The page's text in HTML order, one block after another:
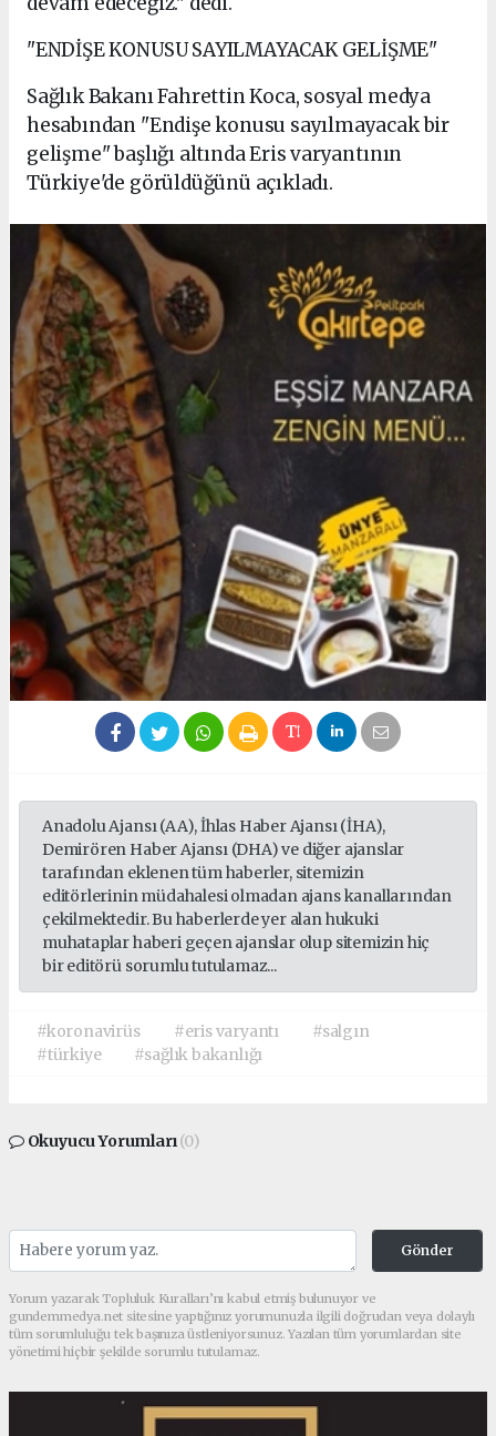
"ENDİŞE KONUSU SAYILMAYACAK GELİŞME"
Sağlık Bakanı Fahrettin Koca, sosyal medya
hesabından "Endişe konusu sayılmayacak bir
gelişme" başlığı altında Eris varyantının
Türkiye'de görüldüğünü açıkladı.
Anadolu Ajansı (AA), İhlas Haber Ajansı (İHA),
Demirören Haber Ajansı (DHA) ve diğer ajanslar
tarafından eklenen tüm haberler, sitemizin
editörlerinin müdahalesi olmadan ajans kanallarından
çekilmektedir. Bu haberlerde yer alan hukuki
muhataplar haberi geçen ajanslar olup sitemizin hiç
bir editörü sorumlu tutulamaz...
#koronavirüs #eris varyantı
#salgın
#türkiye
#sağlık bakanlığı
Okuyucu Yorumları(0)
Gönder
Yorum yazarak Topluluk Kuralları’nı kabul etmiş bulunuyor ve
gundemmedya.net sitesine yaptığınız yorumunuzla ilgili doğrudan veya dolaylı
tüm sorumluluğu tek başınıza üstleniyorsunuz. Yazılan tüm yorumlardan site
yönetimi hiçbir şekilde sorumlu tutulamaz.